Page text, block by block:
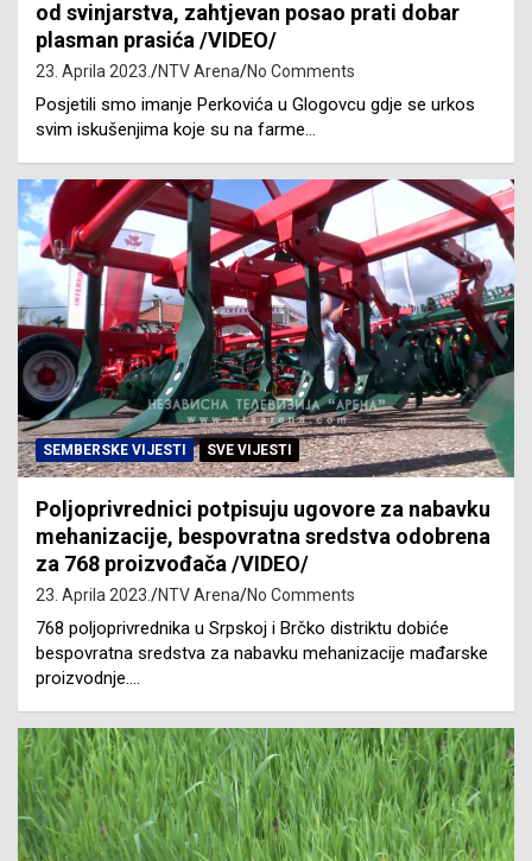
od svinjarstva, zahtjevan posao prati dobar
plasman prasića /VIDEO/
23. Aprila 2023. NTV Arena No Comments
Posjetili smo imanje Perkovića u Glogovcu gdje se urkos
svim iskušenjima koje su na farme…
SEMBERSKE VIJESTI SVE VIJESTI
Poljoprivrednici potpisuju ugovore za nabavku
mehanizacije, bespovratna sredstva odobrena
za 768 proizvođača /VIDEO/
23. Aprila 2023. NTV Arena No Comments
768 poljoprivrednika u Srpskoj i Brčko distriktu dobiće
bespovratna sredstva za nabavku mehanizacije mađarske
proizvodnje.…